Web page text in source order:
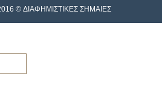
© ΔΙΑΦΗΜΙΣΤΙΚΕΣ ΣΗΜΑΙΕΣ